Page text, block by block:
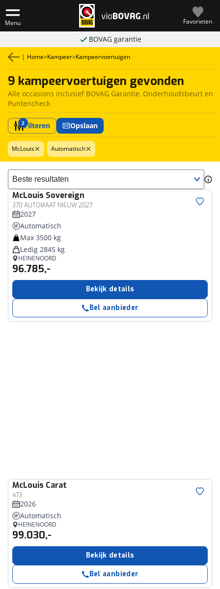
Menu Favorieten
BOVAG garantie
| Home>Kampeer>Kampeervoertuigen
9 kampeervoertuigen gevonden
Alle occasions inclusief BOVAG Garantie, Onderhoudsbeurt en
Puntencheck
2Filteren Opslaan
McLouis Automatisch
Sorteer resultaten
McLouis Sovereign
370 AUTOMAAT NIEUW 2027
2027
Automatisch
Max 3500 kg
Ledig 2845 kg
HEINENOORD
96.785,-
Bekijk details
Bel aanbieder
McLouis Carat
473
2026
Automatisch
HEINENOORD
99.030,-
Bekijk details
Bel aanbieder